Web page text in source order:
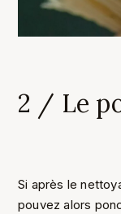
2 / Le
Si après le
pouvez alors